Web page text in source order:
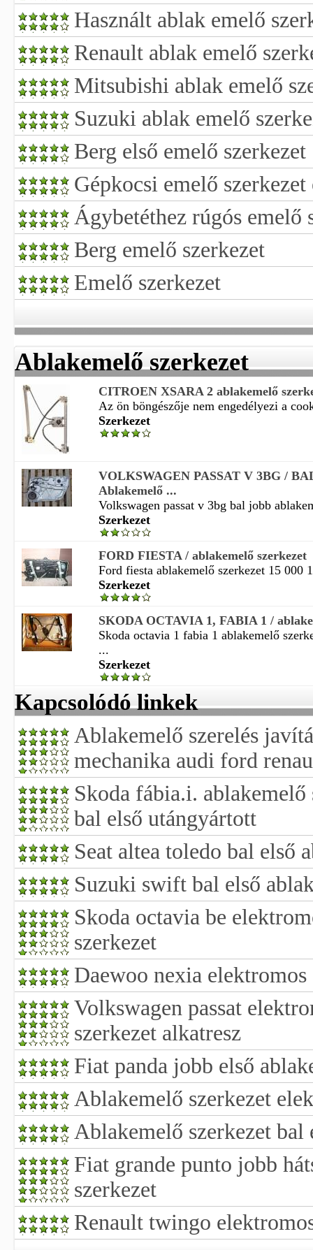
Használt ablak emelő
Renault ablak emelő
Mitsubishi ablak emelő
Suzuki ablak emelő
Berg első emelő szerkezet
Gépkocsi emelő szerkezet
Ágybetéthez rúgós emelő
Berg emelő szerkezet
Emelő szerkezet
Ablakemelő szerkezet
CITROEN XSARA 2 ablakemelő
Az ön böngészője nem engedélyezi a
Szerkezet
VOLKSWAGEN PASSAT V 3BG /
Ablakemelő ...
Volkswagen passat v 3bg bal jobb
Szerkezet
FORD FIESTA / ablakemelő szerkezet
Ford fiesta ablakemelő szerkezet 15 000
Szerkezet
SKODA OCTAVIA 1, FABIA 1 /
Skoda octavia 1 fabia 1 ablakemelő
...
Szerkezet
Kapcsolódó linkek
Ablakemelő szerelés
mechanika audi ford
Skoda fábia.i.
bal első utángyártott
Seat altea toledo bal első
Suzuki swift bal első
Skoda octavia be
szerkezet
Daewoo nexia
Volkswagen passat
szerkezet alkatresz
Fiat panda jobb első
Ablakemelő szerkezet
Ablakemelő szerkezet bal
Fiat grande punto jobb
szerkezet
Renault twingo